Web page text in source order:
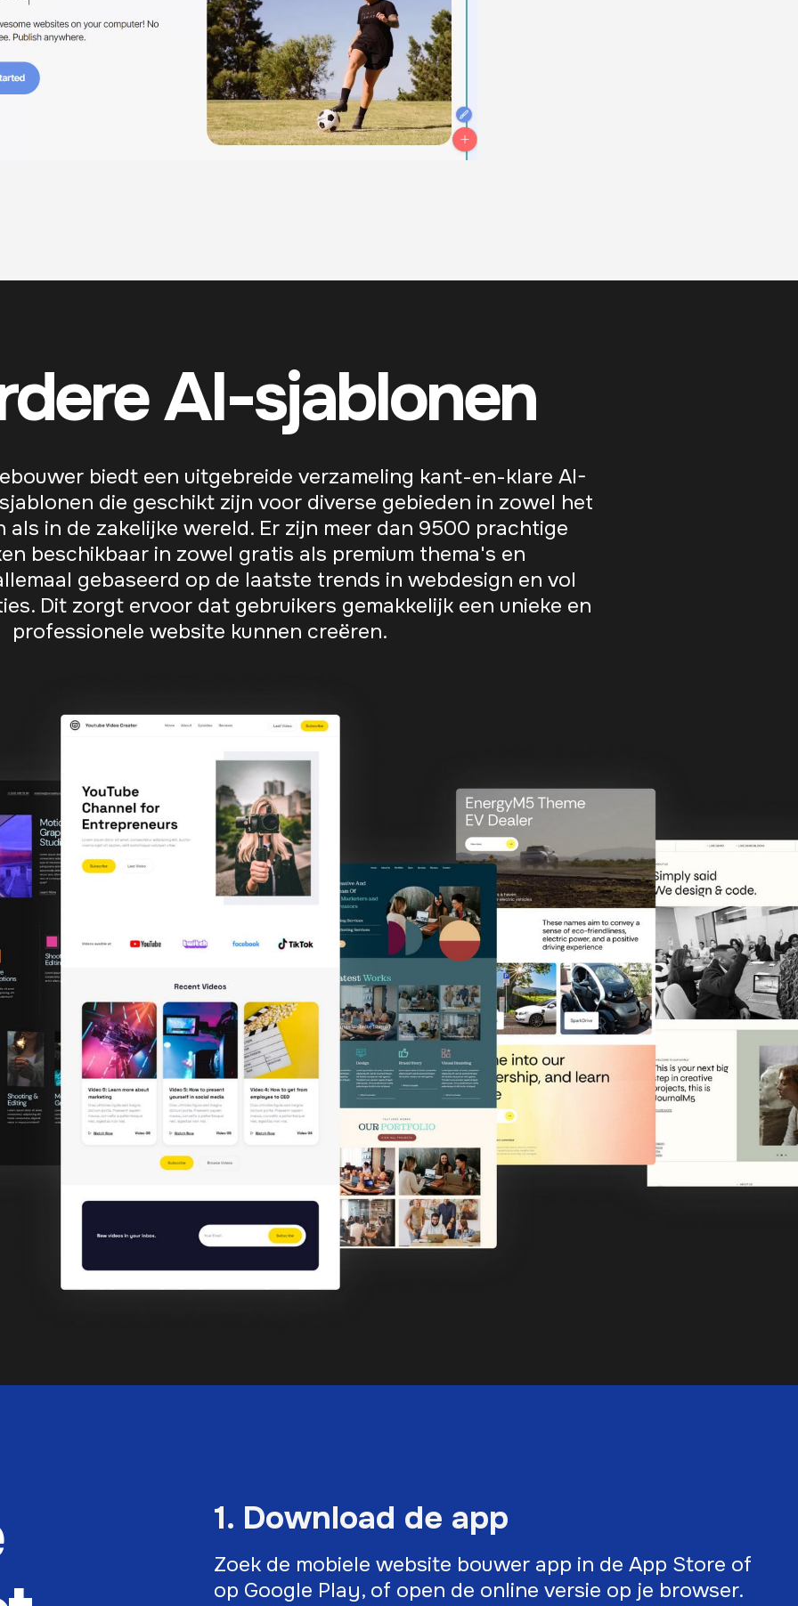
AI-sjablonen
biedt een uitgebreide verzameling kant-en-klare AI-
die geschikt zijn voor diverse gebieden in zowel het
als in de zakelijke wereld. Er zijn meer dan 9500 prachtige
beschikbaar in zowel gratis als premium thema's en
gebaseerd op de laatste trends in webdesign en vol
Dit zorgt ervoor dat gebruikers gemakkelijk een unieke en
professionele website kunnen creëren.
1. Download de app
Zoek de mobiele website bouwer app in de App Store of
op Google Play, of open de online versie op je browser.